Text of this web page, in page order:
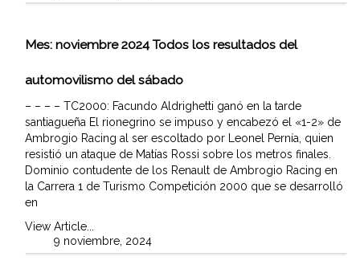
Mes: noviembre 2024 Todos los resultados del
automovilismo del sábado
– – – – TC2000: Facundo Aldrighetti ganó en la tarde
santiagueña El rionegrino se impuso y encabezó el «1-2» de
Ambrogio Racing al ser escoltado por Leonel Pernía, quien
resistió un ataque de Matías Rossi sobre los metros finales.
Dominio contudente de los Renault de Ambrogio Racing en
la Carrera 1 de Turismo Competición 2000 que se desarrolló
en
View Article...
9 noviembre, 2024